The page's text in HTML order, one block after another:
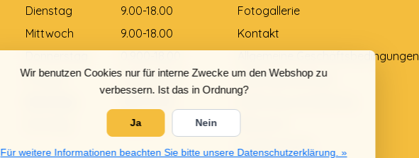
Wir benutzen Cookies nur für interne Zwecke um den Webshop zu
verbessern. Ist das in Ordnung?
Ja Nein
Für weitere Informationen beachten Sie bitte unsere Datenschutzerklärung. »
Dienstag
9.00-18.00
Mittwoch
9.00-18.00
Freitag
0.900-18.00
Gesloten
Fotogallerie
Kontakt
Allgemeine Geschäftsbedingungen
Zahlungsmethode
Größentabelle